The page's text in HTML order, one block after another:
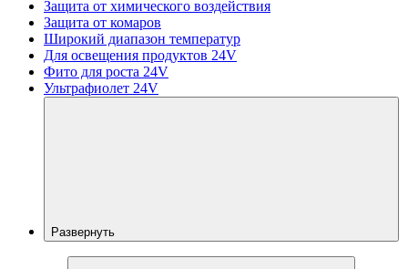
Защита от химического воздействия
Защита от комаров
Широкий диапазон температур
Для освещения продуктов 24V
Фито для роста 24V
Ультрафиолет 24V
Развернуть